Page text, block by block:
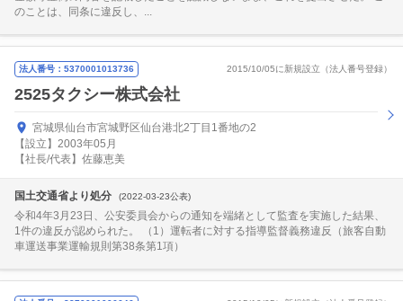
のことは、同条に違反し、...
法人番号：5370001013736 2015/10/05に新規設立（法人番号登録）
2525タクシー株式会社
宮城県仙台市宮城野区仙台港北2丁目1番地の2
【設立】2003年05月
【社長/代表】佐藤恵美
国土交通省より処分 (2022-03-23公表)
令和4年3月23日、公安委員会からの通知を端緒として監査を実施した結果、
1件の違反が認められた。 （1）運転者に対する指導監督義務違反（旅客自動
車運送事業運輸規則第38条第1項）